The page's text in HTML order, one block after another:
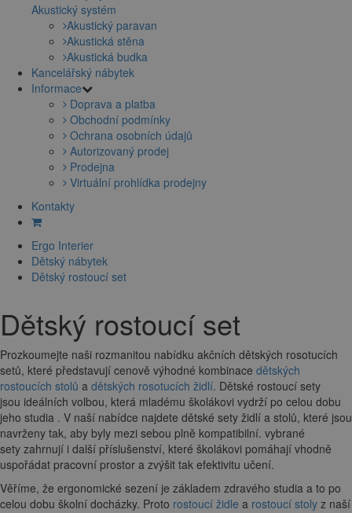
Akustický systém
Akustický paravan
Akustická stěna
Akustická budka
Kancelářský nábytek
Informace
Doprava a platba
Obchodní podmínky
Ochrana osobních údajů
Autorizovaný prodej
Prodejna
Virtuální prohlídka prodejny
Kontakty
Ergo Interier
Dětský nábytek
Dětský rostoucí set
Dětský rostoucí set
Prozkoumejte naši rozmanitou nabídku akčních dětských rosotucích
setů, které představují cenově výhodné kombinace dětských
rostoucích stolů a dětských rosotucích židlí. Dětské rostoucí sety
jsou ideálních volbou, která mladému školákovi vydrží po celou dobu
jeho studia . V naší nabídce najdete dětské sety židlí a stolů, které jsou
navrženy tak, aby byly mezi sebou plně kompatibilní. vybrané
sety zahrnují i další příslušenství, které školákovi pomáhají vhodně
uspořádat pracovní prostor a zvýšit tak efektivitu učení.
Věříme, že ergonomické sezení je základem zdravého studia a to po
celou dobu školní docházky. Proto rostoucí židle a rostoucí stoly z naší